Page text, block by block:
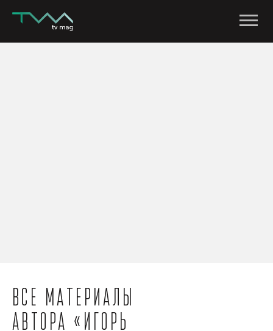
Все материалы
автора «Игорь